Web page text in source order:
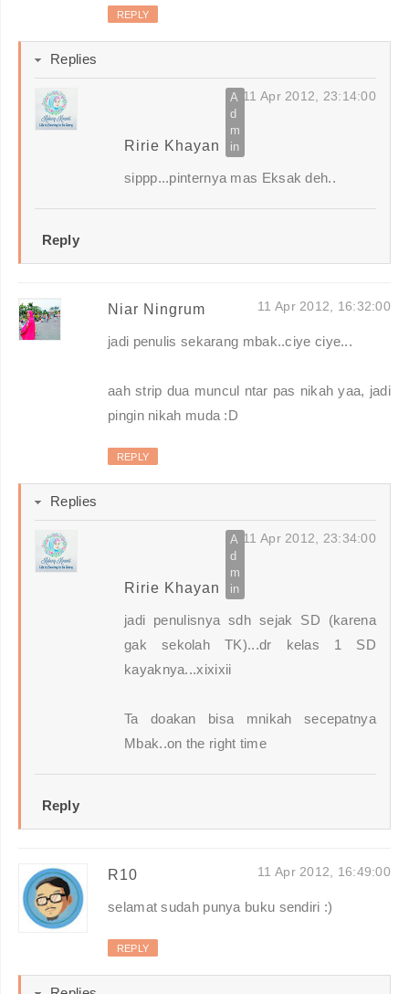
REPLY
Replies
Ririe Khayan
11 Apr 2012, 23:14:00
sippp...pinternya mas Eksak deh..
Reply
Niar Ningrum 11 Apr 2012, 16:32:00
jadi penulis sekarang mbak..ciye ciye...
aah strip dua muncul ntar pas nikah yaa, jadi
pingin nikah muda :D
REPLY
Replies
Ririe Khayan
11 Apr 2012, 23:34:00
jadi penulisnya sdh sejak SD (karena
gak sekolah TK)...dr kelas 1 SD
kayaknya...xixixii
Ta doakan bisa mnikah secepatnya
Mbak..on the right time
Reply
R10 11 Apr 2012, 16:49:00
selamat sudah punya buku sendiri :)
REPLY